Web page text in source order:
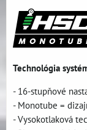
Technológia
- 16-stupňové
- Monotube =
- Vysokotlaková